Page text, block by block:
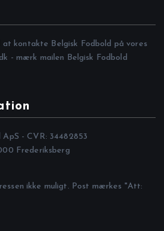
kontakte Belgisk Fodbold på vores
- mærk mailen Belgisk Fodbold
- CVR: 34482853
Frederiksberg
ikke muligt. Post mærkes "Att: